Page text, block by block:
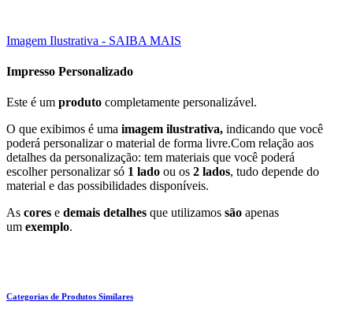
Imagem Ilustrativa - SAIBA MAIS
Impresso Personalizado
Este é um produto completamente personalizável.
O que exibimos é uma imagem ilustrativa, indicando que você
poderá personalizar o material de forma livre.Com relação aos
detalhes da personalização: tem materiais que você poderá
escolher personalizar só 1 lado ou os 2 lados, tudo depende do
material e das possibilidades disponíveis.
As cores e demais detalhes que utilizamos são apenas
um exemplo.
Categorias de Produtos Similares